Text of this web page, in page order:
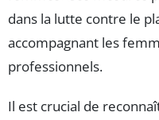
dans la lutte contre le
accompagnant les
professionnels.
Il est crucial de